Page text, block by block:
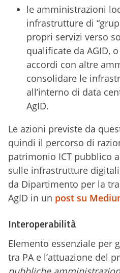
le amministrazioni
infrastrutture di
propri servizi verso
qualificate da AGID,
accordi con altre
consolidare le
all’interno di data
AgID.
Le azioni previste da
quindi il percorso di
patrimonio ICT pubblico
sulle infrastrutture
da Dipartimento per la
AgID in un post su
Interoperabilità
Elemento essenziale per
tra PA e l’attuazione del